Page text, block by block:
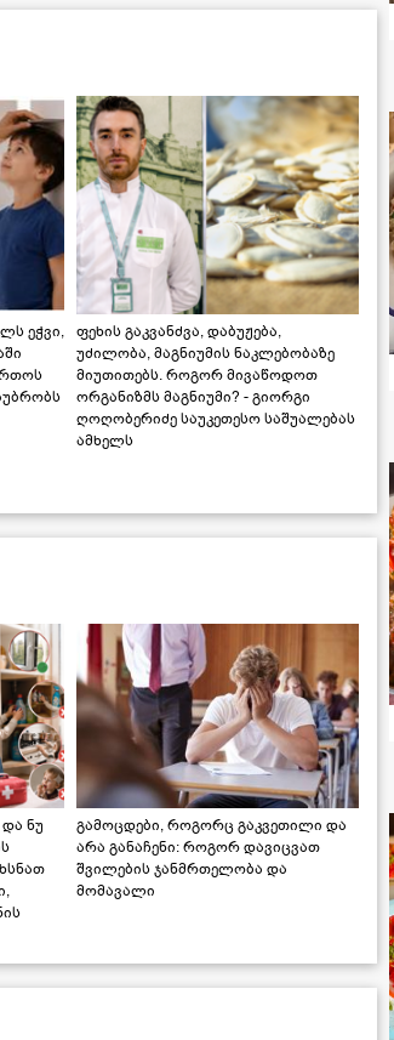
ეჭვი,
ფეხის გაკვანძვა, დაბუჟება,
უძილობა, მაგნიუმის ნაკლებობაზე
მიუთითებს. როგორ მივაწოდოთ
ორგანიზმს მაგნიუმი? - გიორგი
ღოღობერიძე საუკეთესო საშუალებას
ამხელს
ნუ
გამოცდები, როგორც გაკვეთილი და
არა განაჩენი: როგორ დავიცვათ
შვილების ჯანმრთელობა და
მომავალი